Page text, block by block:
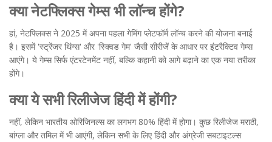
क्या नेटफ्लिक्स गेम्स भी लॉन्च होंगे?
हां, नेटफ्लिक्स ने 2025 में अपना पहला गेमिंग प्लेटफॉर्म लॉन्च करने की योजना बनाई
है। इसमें 'स्ट्रेंजर थिंग्स' और 'स्क्विड गेम' जैसी सीरीजें के आधार पर इंटरैक्टिव गेम्स
आएंगे। ये गेम्स सिर्फ एंटरटेनमेंट नहीं, बल्कि कहानी को आगे बढ़ाने का एक नया तरीका
होंगे।
क्या ये सभी रिलीजेज हिंदी में होंगी?
नहीं, लेकिन भारतीय ओरिजिनल्स का लगभग 80% हिंदी में होगा। कुछ रिलीजेज मराठी,
बांग्ला और तमिल में भी आएंगी, लेकिन सभी के लिए हिंदी और अंग्रेजी सबटाइटल्स